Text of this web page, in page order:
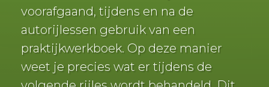
voorafgaand, tijdens en na de
autorijlessen gebruik van een
praktijkwerkboek. Op deze manier
weet je precies wat er tijdens de